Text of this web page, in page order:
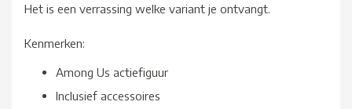
Het is een verrassing welke variant je ontvangt.
Kenmerken:
Among Us actiefiguur
Inclusief accessoires